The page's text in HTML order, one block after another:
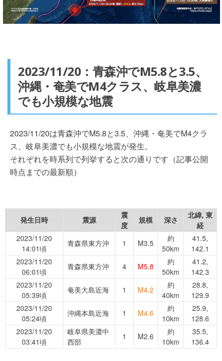
2023/11/20：青森沖でM5.8と3.5、
沖縄・奄美でM4クラス、岐阜美濃
でも小規模な地震
2023/11/20は青森沖でM5.8と3.5、沖縄・奄美でM4クラ
ス、岐阜美濃でも小規模な地震が発生。
それぞれを時系列で列挙すると次の通りです（記事公開
時点までの最新順）
発生日時 震源
震
度
規模 深さ
北緯, 東
経
2023/11/20
14:01頃
青森県東方沖 1 M3.5
約
50km
41.5,
142.1
2023/11/20
06:01頃
青森県東方沖 4 M5.8
約
50km
41.2,
142.3
2023/11/20
05:39頃
奄美大島近海 1 M4.2
約
40km
28.8,
129.9
2023/11/20
05:24頃
沖縄本島近海 1 M4.6
約
10km
25.9,
128.6
2023/11/20
03:41頃
岐阜県美濃中
西部
1 M2.6
約
10km
35.5,
136.4